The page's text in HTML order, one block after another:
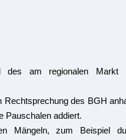
des am regionalen Markt
des BGH
Pauschalen addiert.
Mängeln, zum Beispiel